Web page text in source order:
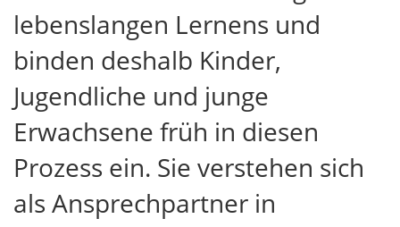
lebenslangen Lernens und
binden deshalb Kinder,
Jugendliche und junge
Erwachsene früh in diesen
Prozess ein. Sie verstehen sich
als Ansprechpartner in